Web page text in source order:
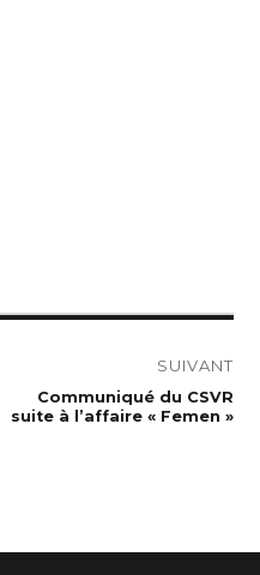
SUIVANT
Publication
suivante :
Communiqué du CSVR
suite à l’affaire « Femen »